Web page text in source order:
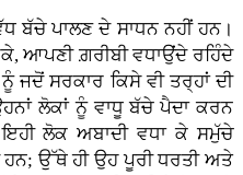
ਬੱਚੇ ਪਾਲਣ ਦੇ ਸਾਧਨ ਨਹੀਂ ਹਨ।
ਆਪਣੀ ਗ਼ਰੀਬੀ ਵਧਾਉਂਦੇ ਰਹਿੰਦੇ
ਜਦੋਂ ਸਰਕਾਰ ਕਿਸੇ ਵੀ ਤਰ੍ਹਾਂ ਦੀ
ਲੋਕਾਂ ਨੂੰ ਵਾਧੂ ਬੱਚੇ ਪੈਦਾ ਕਰਨ
ਲੋਕ ਅਬਾਦੀ ਵਧਾ ਕੇ ਸਮੁੱਚੇ
ਉੱਥੇ ਹੀ ਉਹ ਪੂਰੀ ਧਰਤੀ ਅਤੇ